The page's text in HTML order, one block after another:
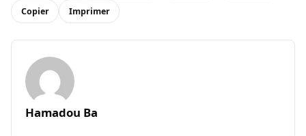
Copier Imprimer
Hamadou Ba